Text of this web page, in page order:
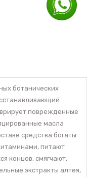
ботанических
поврежденные
масла
средства богаты
питают
концов, смягчают,
экстракты алтея,